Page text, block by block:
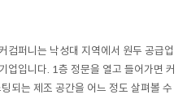
퍼니는 낙성대 지역에서 원두 공급업
업입니다. 1층 정문을 열고 들어가면 커
되는 제조 공간을 어느 정도 살펴볼 수